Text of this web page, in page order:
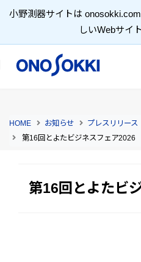
小野測器サイトは
しいWebサイ
HOME お知らせ
プレスリリース
第16回とよたビジネスフェア2026
第16回とよたビ